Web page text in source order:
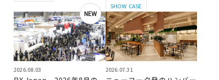
SHOW CASE
NEW
2026.08.03 2026.07.31